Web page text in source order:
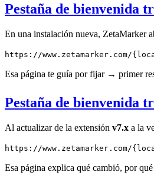
Pestaña de bienvenida
En una instalación nueva, ZetaMarker
https://www.zetamarker.com/
Esa página te guía por fijar → primer
Pestaña de bienvenida
Al actualizar de la extensión v7.x a la
https://www.zetamarker.com/
Esa página explica qué cambió, por